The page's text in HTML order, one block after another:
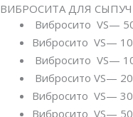
ВИБРОСИТА ДЛЯ
Вибросито VS—
Вибросито VS—
Вибросито VS—
Вибросито VS—
Вибросито VS—
Вибросито VS—